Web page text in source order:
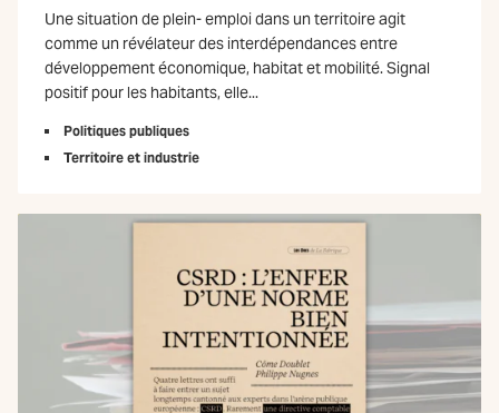
Une situation de plein- emploi dans un territoire agit
comme un révélateur des interdépendances entre
développement économique, habitat et mobilité. Signal
positif pour les habitants, elle...
Politiques publiques
Territoire et industrie